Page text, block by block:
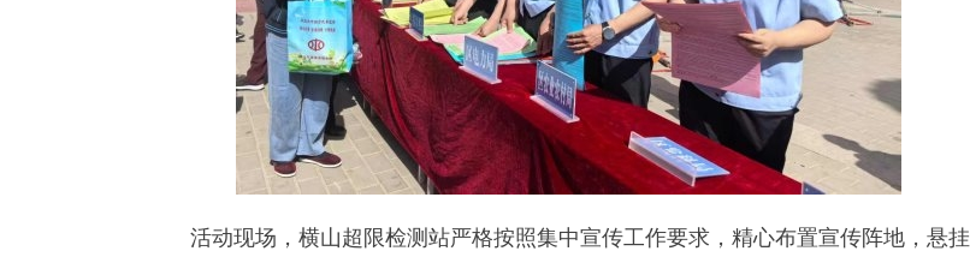
活动现场，横山超限检测站严格按照集中宣传工作要求，精心布置宣传阵地，悬挂